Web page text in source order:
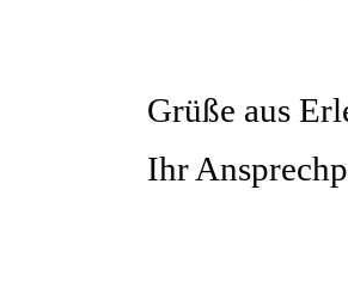
Grüße aus
Ihr